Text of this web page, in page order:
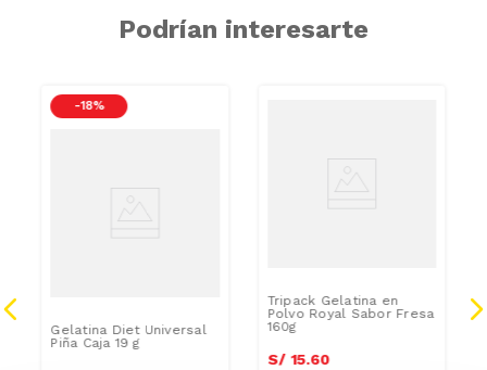
Podrían interesarte
-18 %
Gelatina Diet Universal
Piña Caja 19 g
Tripack Gelatina en
Polvo Royal Sabor Fresa
160g
S/ 15.60